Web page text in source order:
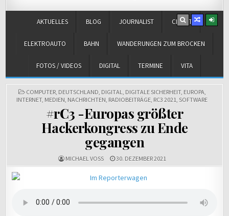
AKTUELLES BLOG JOURNALIST CHRIST
ELEKTROAUTO BAHN WANDERUNGEN ZUM BROCKEN
FOTOS / VIDEOS DIGITAL TERMINE VITA
POSTED
IN
COMPUTER, DEUTSCHLAND DIGITAL DIGITALE SICHERHEIT, EUROPA
INTERNET, MEDIEN NACHRICHTEN RADIOBEITRÄGE RC3 2021 SOFTWARE
#rC3 -Europas größter
Hackerkongress zu Ende
gegangen
MICHAEL VOSS 30. DEZEMBER 2021